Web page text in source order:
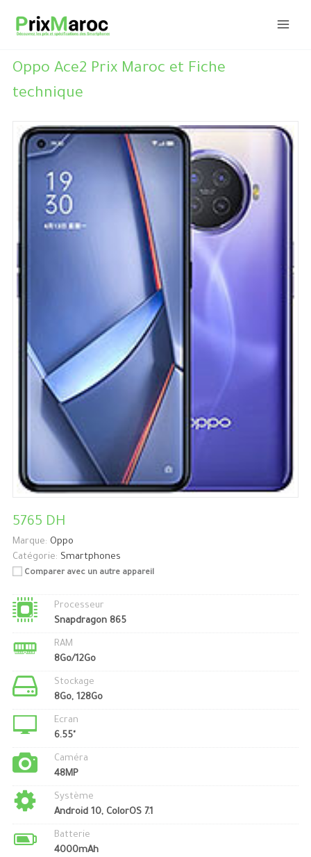
Oppo Ace2 Prix Maroc et Fiche
technique
5765 DH
Marque: Oppo
Catégorie: Smartphones
Comparer avec un autre appareil
Processeur
Snapdragon 865
RAM
8Go/12Go
Stockage
8Go, 128Go
Ecran
6.55"
Caméra
48MP
Système
Android 10, ColorOS 7.1
Batterie
4000mAh